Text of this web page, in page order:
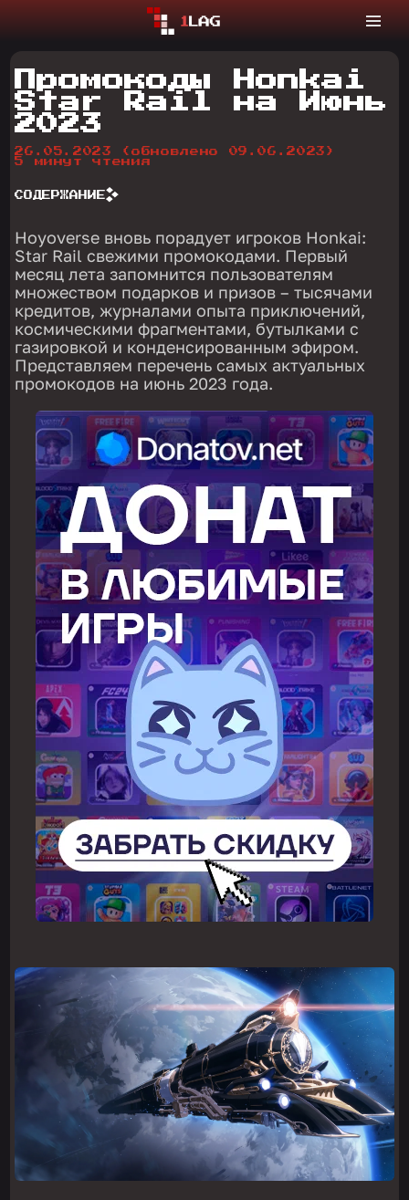
Промокоды Honkai
Star Rail на Июнь
2023
26.05.2023
(обновлено 09.06.2023)
5 минут чтения
СОДЕРЖАНИЕ
Hoyoverse вновь порадует игроков Honkai:
Star Rail свежими промокодами. Первый
месяц лета запомнится пользователям
множеством подарков и призов – тысячами
кредитов, журналами опыта приключений,
космическими фрагментами, бутылками с
газировкой и конденсированным эфиром.
Представляем перечень самых актуальных
промокодов на июнь 2023 года.